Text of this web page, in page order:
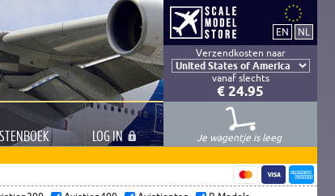
Verzendkosten naar
vanaf slechts
€ 24.95
BOEK LOGIN
Je wagentje is leeg